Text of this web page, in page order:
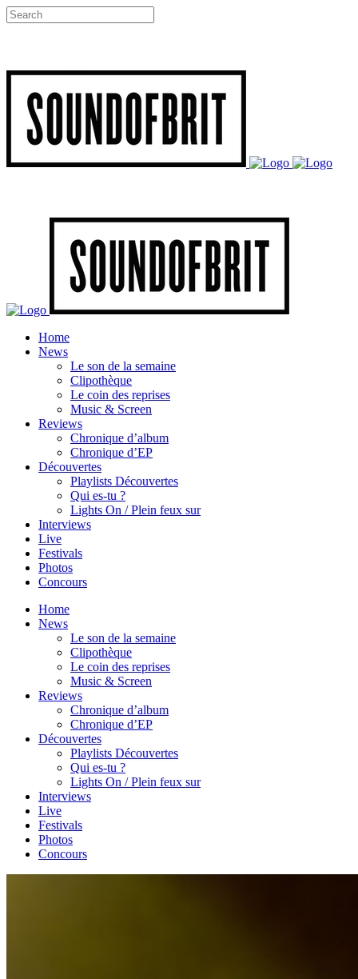
Home
News
Le son de la semaine
Clipothèque
Le coin des reprises
Music & Screen
Reviews
Chronique d’album
Chronique d’EP
Découvertes
Playlists Découvertes
Qui es-tu ?
Lights On / Plein feux sur
Interviews
Live
Festivals
Photos
Concours
Home
News
Le son de la semaine
Clipothèque
Le coin des reprises
Music & Screen
Reviews
Chronique d’album
Chronique d’EP
Découvertes
Playlists Découvertes
Qui es-tu ?
Lights On / Plein feux sur
Interviews
Live
Festivals
Photos
Concours